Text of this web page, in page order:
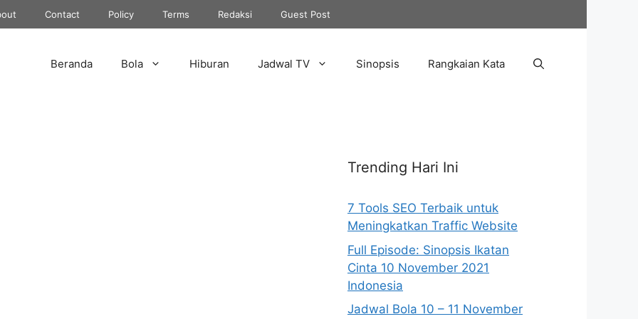
Contact Policy Terms Redaksi Guest Post
Beranda Bola Hiburan Jadwal TV Sinopsis Rangkaian Kata
Trending Hari Ini
7 Tools SEO Terbaik untuk
Meningkatkan Traffic Website
Full Episode: Sinopsis Ikatan
Cinta 10 November 2021
Indonesia
Jadwal Bola 10 – 11 November